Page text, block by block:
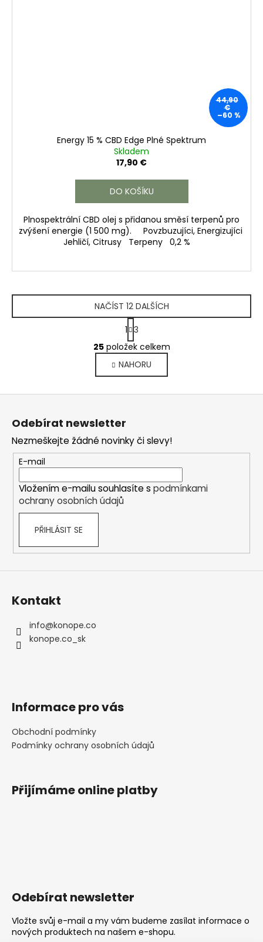
44,90
€
–60 %
Energy 15 % CBD Edge Plné Spektrum
Skladem
17,90 €
DO KOŠÍKU
Plnospektrální CBD olej s přidanou směsí terpenů pro
zvýšení energie (1 500 mg). Povzbuzujíci, Energizujíci
Jehličí, Citrusy Terpeny 0,2 %
O
v
l
á
d
p
r
v
k
y
u
NAČÍST 12 DALŠÍCH
S
t
r
á
n
k
1 3
25položek celkem
NAHORU
Z
Odebírat newsletter
Nezmeškejte žádné novinky či slevy!
E-mail
Vložením e-mailu souhlasíte s podmínkami
ochrany osobních údajů
PŘIHLÁSIT SE
Kontakt
info@konope.co
konope.co_sk
Informace pro vás
Obchodní podmínky
Podmínky ochrany osobních údajů
Přijímáme online platby
Odebírat newsletter
Vložte svůj e-mail a my vám budeme zasílat informace o
nových produktech na našem e-shopu.